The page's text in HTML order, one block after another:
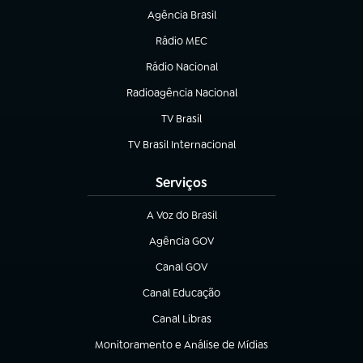
Agência Brasil
(abre em nova aba)
Rádio MEC
(abre em nova aba)
Rádio Nacional
Radioagência Nacional
(abre em nova aba)
TV Brasil
(abre em nova aba)
TV Brasil Internacional
(abre em nova aba)
Serviços
A Voz do Brasil
(abre em nova aba)
Agência GOV
(abre em nova aba)
Canal GOV
(abre em nova aba)
Canal Educação
(abre em nova aba)
Canal Libras
(abre em nova aba)
Monitoramento e Análise de Mídias
(abre em nova aba)